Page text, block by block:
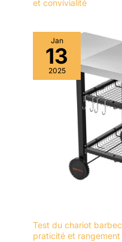
et convivialité
Jan
13
2025
Test du chariot
praticité et rangement